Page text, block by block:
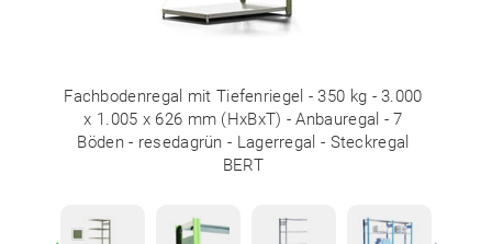
Fachbodenregal mit Tiefenriegel - 350 kg - 3.000
x 1.005 x 626 mm (HxBxT) - Anbauregal - 7
Böden - resedagrün - Lagerregal - Steckregal
BERT